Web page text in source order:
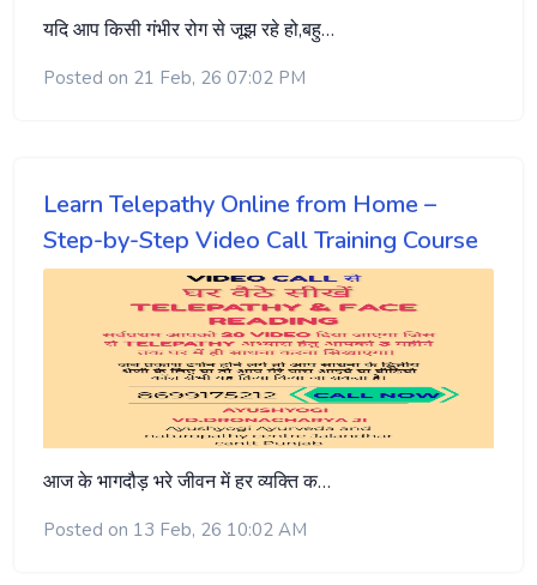
यदि आप किसी गंभीर रोग से जूझ रहे हो,बहु…
Posted on 21 Feb, 26 07:02 PM
Learn Telepathy Online from Home –
Step-by-Step Video Call Training Course
आज के भागदौड़ भरे जीवन में हर व्यक्ति क…
Posted on 13 Feb, 26 10:02 AM